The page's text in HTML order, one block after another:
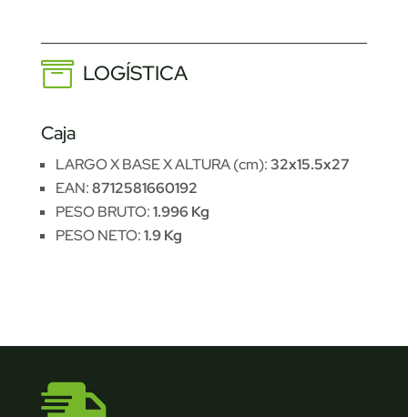
LOGÍSTICA
Caja
LARGO X BASE X ALTURA (cm):32x15.5x27
EAN:8712581660192
PESO BRUTO:1.996 Kg
PESO NETO:1.9 Kg